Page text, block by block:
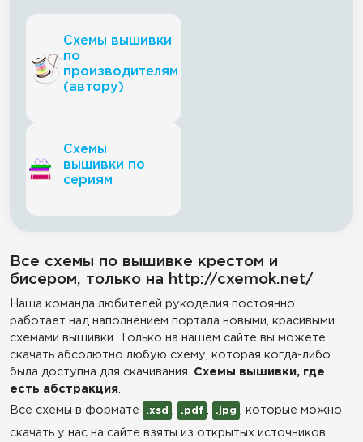
Схемы вышивки
по
производителям
(автору)
Схемы
вышивки по
сериям
Все схемы по вышивке крестом и
бисером, только на http://cxemok.net/
Наша команда любителей рукоделия постоянно
работает над наполнением портала новыми, красивыми
схемами вышивки. Только на нашем сайте вы можете
скачать абсолютно любую схему, которая когда-либо
была доступна для скачивания. Схемы вышивки, где
есть абстракция
Все схемы в формате
.xsd .pdf .jpg , которые можно
скачать у нас на сайте взяты из открытых источников.